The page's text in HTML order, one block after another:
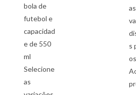
bola de
futebol e
capacidad
e de 550
ml
Selecione
as
as
s